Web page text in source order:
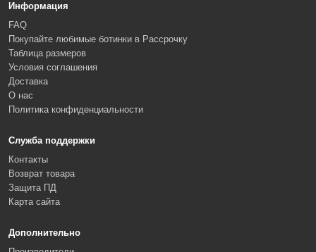
Информация
FAQ
Покупайте любимые ботинки в Рассрочку
Таблица размеров
Условия соглашения
Доставка
О нас
Политика конфиденциальности
Служба поддержки
Контакты
Возврат товара
Защита ПД
Карта сайта
Дополнительно